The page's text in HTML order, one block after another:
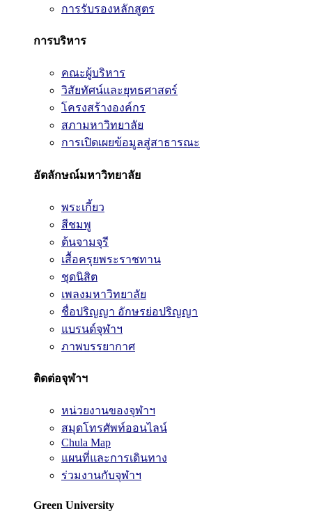
การรับรองหลักสูตร
การบริหาร
คณะผู้บริหาร
วิสัยทัศน์และยุทธศาสตร์
โครงสร้างองค์กร
สภามหาวิทยาลัย
การเปิดเผยข้อมูลสู่สาธารณะ
อัตลักษณ์มหาวิทยาลัย
พระเกี้ยว
สีชมพู
ต้นจามจุรี
เสื้อครุยพระราชทาน
ชุดนิสิต
เพลงมหาวิทยาลัย
ชื่อปริญญา อักษรย่อปริญญา
แบรนด์จุฬาฯ
ภาพบรรยากาศ
ติดต่อจุฬาฯ
หน่วยงานของจุฬาฯ
สมุดโทรศัพท์ออนไลน์
Chula Map
แผนที่และการเดินทาง
ร่วมงานกับจุฬาฯ
Green University